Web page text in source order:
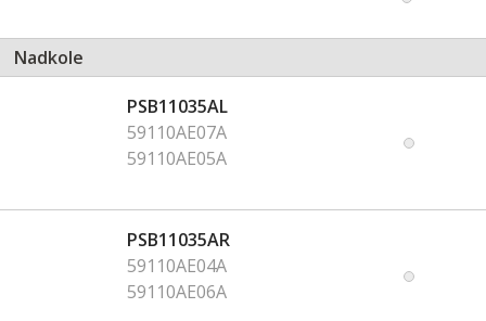
Nadkole
PSB11035AL
59110AE07A
59110AE05A
PSB11035AR
59110AE04A
59110AE06A